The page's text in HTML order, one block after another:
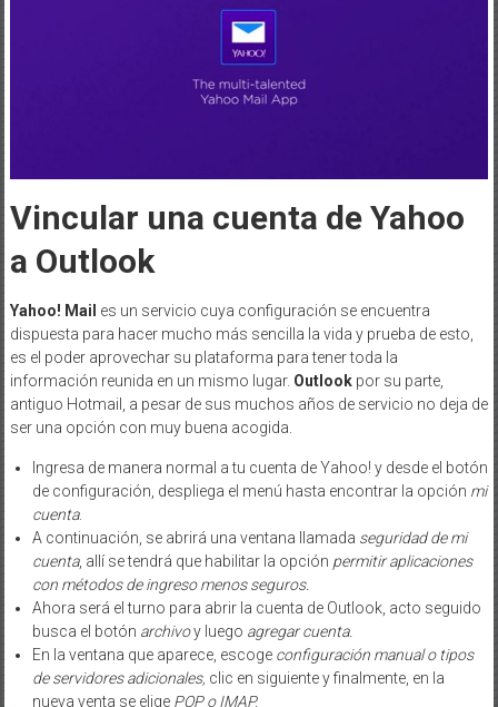
Vincular una cuenta de Yahoo
a Outlook
Yahoo! Mail es un servicio cuya configuración se encuentra
dispuesta para hacer mucho más sencilla la vida y prueba de esto,
es el poder aprovechar su plataforma para tener toda la
información reunida en un mismo lugar. Outlookpor su parte,
antiguo Hotmail, a pesar de sus muchos años de servicio no deja de
ser una opción con muy buena acogida.
Ingresa de manera normal a tu cuenta de Yahoo! y desde el botón
de configuración, despliega el menú hasta encontrar la opción mi
cuenta.
A continuación, se abrirá una ventana llamada seguridad de mi
cuenta, allí se tendrá que habilitar la opción permitir aplicaciones
con métodos de ingreso menos seguros.
Ahora será el turno para abrir la cuenta de Outlook, acto seguido
busca el botón archivoy luego agregar cuenta.
En la ventana que aparece, escoge configuración manual o tipos
de servidores adicionales, clic en siguiente y finalmente, en la
nueva venta se elige POP o IMAP.